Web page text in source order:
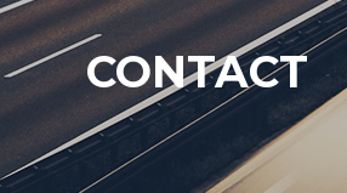
CONTACT